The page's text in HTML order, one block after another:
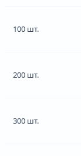
100 шт.
200 шт.
300 шт.